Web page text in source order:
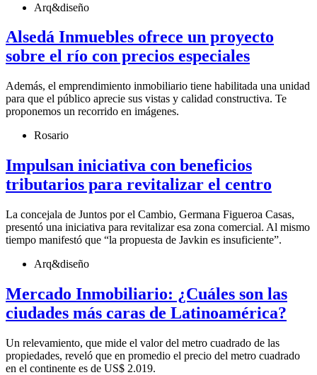
Arq&diseño
Alsedá Inmuebles ofrece un proyecto
sobre el río con precios especiales
Además, el emprendimiento inmobiliario tiene habilitada una unidad
para que el público aprecie sus vistas y calidad constructiva. Te
proponemos un recorrido en imágenes.
Rosario
Impulsan iniciativa con beneficios
tributarios para revitalizar el centro
La concejala de Juntos por el Cambio, Germana Figueroa Casas,
presentó una iniciativa para revitalizar esa zona comercial. Al mismo
tiempo manifestó que “la propuesta de Javkin es insuficiente”.
Arq&diseño
Mercado Inmobiliario: ¿Cuáles son las
ciudades más caras de Latinoamérica?
Un relevamiento, que mide el valor del metro cuadrado de las
propiedades, reveló que en promedio el precio del metro cuadrado
en el continente es de US$ 2.019.